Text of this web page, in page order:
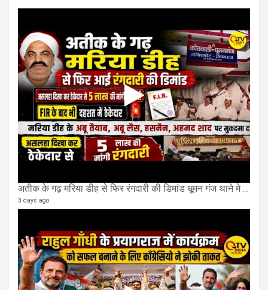
अतीक के गढ़ मरिया डीह से फिर रंगदारी की डिमांड धूमन गंज थाने मे 4 के खिलाफ मुकदमा दर्ज
3 days ago